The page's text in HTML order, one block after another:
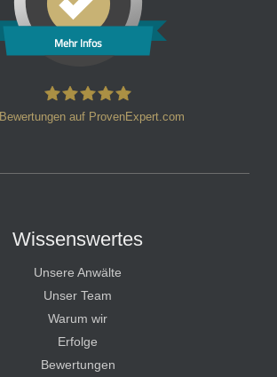
Mehr Infos
Bewertungen auf ProvenExpert.com
Wissenswertes
Unsere Anwälte
Unser Team
Warum wir
Erfolge
Bewertungen